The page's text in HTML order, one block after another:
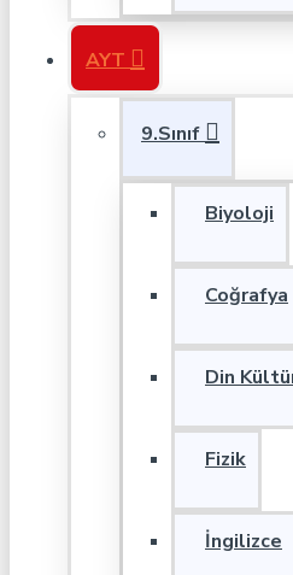
AYT
9.Sınıf
Biyoloji
Coğrafya
Din
Fizik
İngilizce